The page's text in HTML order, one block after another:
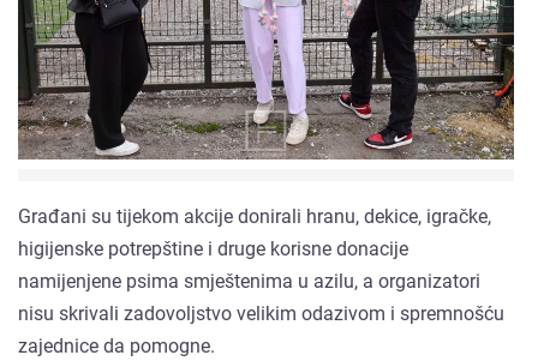
Građani su tijekom akcije donirali hranu, dekice, igračke,
higijenske potrepštine i druge korisne donacije
namijenjene psima smještenima u azilu, a organizatori
nisu skrivali zadovoljstvo velikim odazivom i spremnošću
zajednice da pomogne.